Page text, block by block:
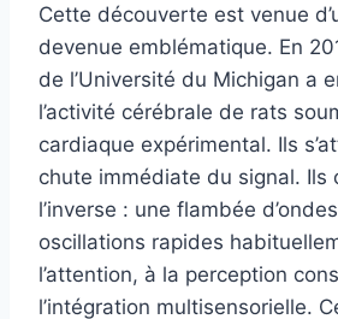
Cette découverte est venue
devenue emblématique. En
de l’Université du Michigan a
l’activité cérébrale de rats
cardiaque expérimental. Ils
chute immédiate du signal. Ils
l’inverse : une flambée
oscillations rapides
l’attention, à la perception
l’intégration multisensorielle.